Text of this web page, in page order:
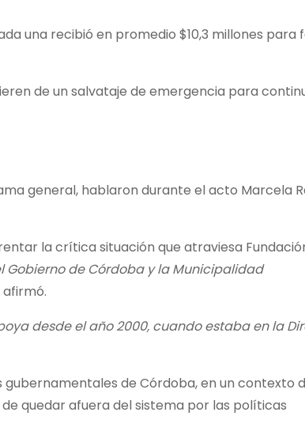
una recibió en promedio $10,3 millones
de un salvataje de emergencia para
general, hablaron durante el acto Marcela
la crítica situación que atraviesa
Gobierno de Córdoba y la Municipalidad
afirmó.
desde el año 2000, cuando estaba en la
de Córdoba, en un contexto
quedar afuera del sistema por las políticas